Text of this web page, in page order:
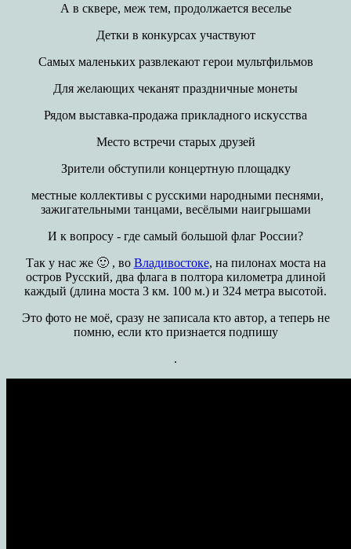
А в сквере, меж тем, продолжается веселье
Детки в конкурсах участвуют
Самых маленьких развлекают герои мультфильмов
Для желающих чеканят праздничные монеты
Рядом выставка-продажа прикладного искусства
Место встречи старых друзей
Зрители обступили концертную площадку
местные коллективы с русскими народными песнями,
зажигательными танцами, весёлыми наигрышами
И к вопросу - где самый большой флаг России?
Так у нас же 🙂 , во Владивостоке, на пилонах моста на
остров Русский, два флага в полтора километра длиной
каждый (длина моста 3 км. 100 м.) и 324 метра высотой.
Это фото не моё, сразу не записала кто автор, а теперь не
помню, если кто признается подпишу
.